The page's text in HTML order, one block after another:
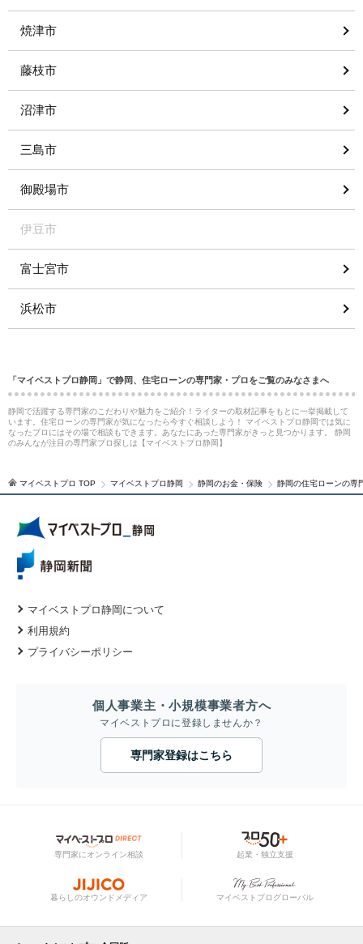
焼津市
藤枝市
沼津市
三島市
御殿場市
伊豆市
富士宮市
浜松市
「マイベストプロ静岡」で静岡、住宅ローンの専門家・プロをご覧のみなさまへ
静岡で活躍する専門家のこだわりや魅力をご紹介！ライターの取材記事をもとに一挙掲載して
います。住宅ローンの専門家が気になったら今すぐ相談しよう！ マイベストプロ静岡では気に
なったプロにはその場で相談もできます。あなたにあった専門家がきっと見つかります。 静岡
のみんなが注目の専門家プロ探しは【マイベストプロ静岡】
マイベストプロ TOP マイベストプロ静岡 静岡のお金・保険 静岡の住宅ローンの専
マイベストプロ静岡について
利用規約
プライバシーポリシー
個人事業主・小規模事業者方へ
マイベストプロに登録しませんか？
専門家登録はこちら
専門家にオンライン相談 起業・独立支援
暮らしのオウンドメディア マイベストプログローバル